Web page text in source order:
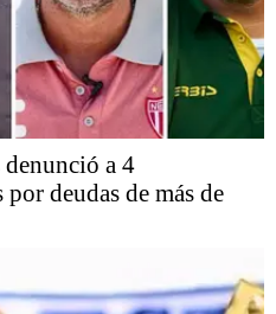
denunció a 4
deudas de más de